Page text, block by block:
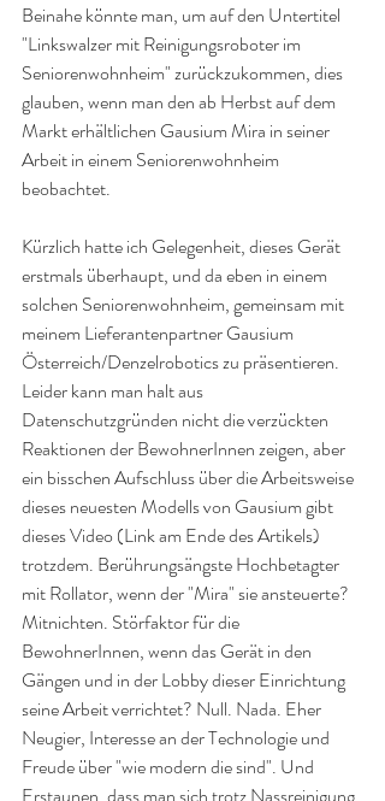
Beinahe könnte man, um auf den Untertitel
"Linkswalzer mit Reinigungsroboter im
Seniorenwohnheim" zurückzukommen, dies
glauben, wenn man den ab Herbst auf dem
Markt erhältlichen Gausium Mira in seiner
Arbeit in einem Seniorenwohnheim
beobachtet.
Kürzlich hatte ich Gelegenheit, dieses Gerät
erstmals überhaupt, und da eben in einem
solchen Seniorenwohnheim, gemeinsam mit
meinem Lieferantenpartner Gausium
Österreich/Denzelrobotics zu präsentieren.
Leider kann man halt aus
Datenschutzgründen nicht die verzückten
Reaktionen der BewohnerInnen zeigen, aber
ein bisschen Aufschluss über die Arbeitsweise
dieses neuesten Modells von Gausium gibt
dieses Video (Link am Ende des Artikels)
trotzdem. Berührungsängste Hochbetagter
mit Rollator, wenn der "Mira" sie ansteuerte?
Mitnichten. Störfaktor für die
BewohnerInnen, wenn das Gerät in den
Gängen und in der Lobby dieser Einrichtung
seine Arbeit verrichtet? Null. Nada. Eher
Neugier, Interesse an der Technologie und
Freude über "wie modern die sind". Und